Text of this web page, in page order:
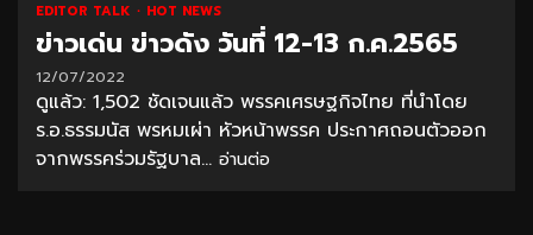
EDITOR TALK HOT NEWS
ข่าวเด่น ข่าวดัง วันที่ 12-13 ก.ค.2565
12/07/2022
ดูแล้ว: 1,502 ชัดเจนแล้ว พรรคเศรษฐกิจไทย ที่นำโดย
ร.อ.ธรรมนัส พรหมเผ่า หัวหน้าพรรค ประกาศถอนตัวออก
จากพรรคร่วมรัฐบาล... อ่านต่อ